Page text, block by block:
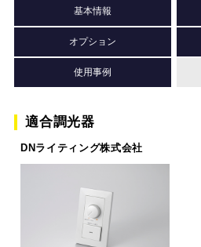
基本情報
オプション
使用事例
適合調光器
DNライティング株式会社